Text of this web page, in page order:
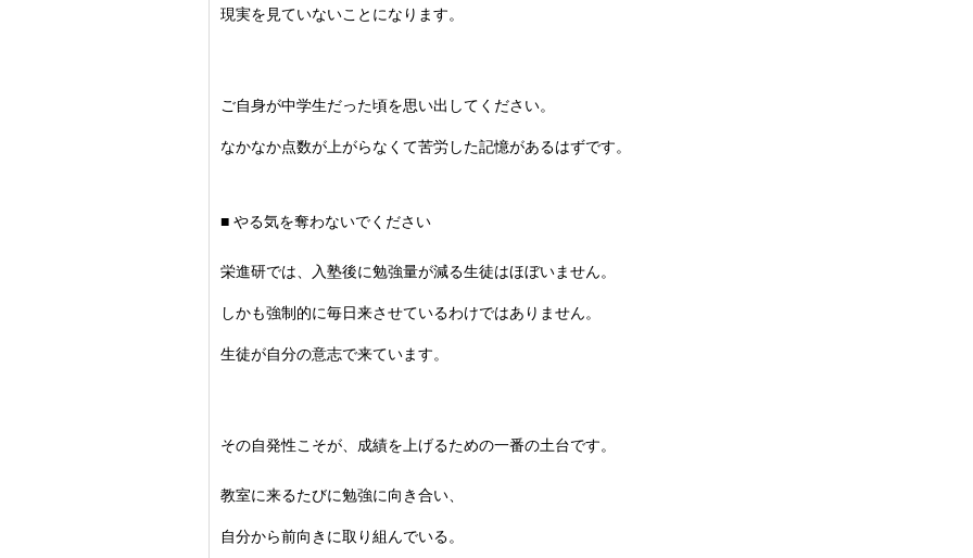
現実を見ていないことになります。
ご自身が中学生だった頃を思い出してください。
なかなか点数が上がらなくて苦労した記憶があるはずです。
■ やる気を奪わないでください
栄進研では、入塾後に勉強量が減る生徒はほぼいません。
しかも強制的に毎日来させているわけではありません。
生徒が自分の意志で来ています。
その自発性こそが、成績を上げるための一番の土台です。
教室に来るたびに勉強に向き合い、
自分から前向きに取り組んでいる。